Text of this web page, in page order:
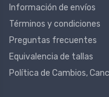
Información de envíos
Términos y condiciones
Preguntas frecuentes
Equivalencia de tallas
Política de Cambios,